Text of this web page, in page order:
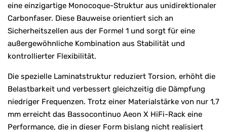
eine einzigartige Monocoque-Struktur aus unidirektionaler
Carbonfaser. Diese Bauweise orientiert sich an
Sicherheitszellen aus der Formel 1 und sorgt für eine
außergewöhnliche Kombination aus Stabilität und
kontrollierter Flexibilität.
Die spezielle Laminatstruktur reduziert Torsion, erhöht die
Belastbarkeit und verbessert gleichzeitig die Dämpfung
niedriger Frequenzen. Trotz einer Materialstärke von nur 1,7
mm erreicht das Bassocontinuo Aeon X HiFi-Rack eine
Performance, die in dieser Form bislang nicht realisiert